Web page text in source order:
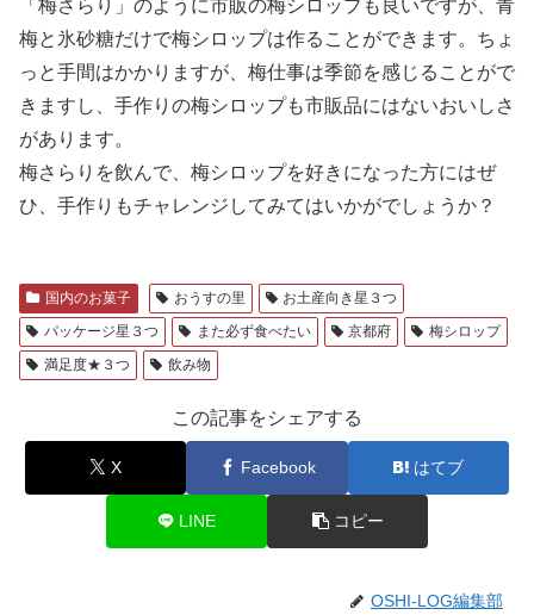
「梅さらり」のように市販の梅シロップも良いですが、青
梅と氷砂糖だけで梅シロップは作ることができます。ちょ
っと手間はかかりますが、梅仕事は季節を感じることがで
きますし、手作りの梅シロップも市販品にはないおいしさ
があります。
梅さらりを飲んで、梅シロップを好きになった方にはぜ
ひ、手作りもチャレンジしてみてはいかがでしょうか？
国内のお菓子 おうすの里
お土産向き星３つ
パッケージ星３つ
また必ず食べたい 京都府
梅シロップ
満足度★３つ
飲み物
この記事をシェアする
X Facebook はてブ
LINE コピー
OSHI-LOG編集部